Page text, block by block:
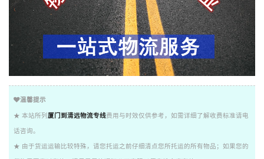
温馨提示
★ 本站所列 厦门到清远物流专线费用与时效仅供参考，如需详细了解收费标准请电
话咨询。
★ 由于货运运输比较特殊，请您托运之前仔细清点您所托运的所有物品；如果您的